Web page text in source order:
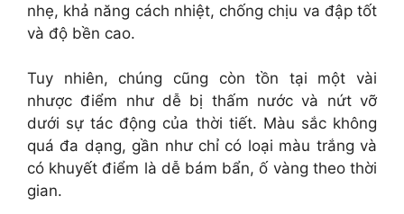
nhẹ, khả năng cách nhiệt, chống chịu va đập tốt
và độ bền cao.
Tuy nhiên, chúng cũng còn tồn tại một vài
nhược điểm như dễ bị thấm nước và nứt vỡ
dưới sự tác động của thời tiết. Màu sắc không
quá đa dạng, gần như chỉ có loại màu trắng và
có khuyết điểm là dễ bám bẩn, ố vàng theo thời
gian.